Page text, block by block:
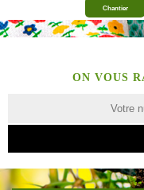
Chantier
ON VOUS